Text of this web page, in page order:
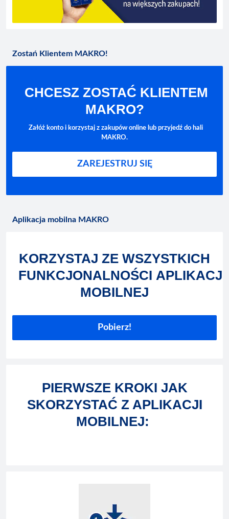
Zostań Klientem MAKRO!
CHCESZ ZOSTAĆ KLIENTEM
MAKRO?
Załóż konto i korzystaj z zakupów online lub przyjedź do hali
MAKRO.
ZAREJESTRUJ SIĘ
Aplikacja mobilna MAKRO
KORZYSTAJ ZE WSZYSTKICH
FUNKCJONALNOŚCI APLIKACJI
MOBILNEJ
Pobierz!
PIERWSZE KROKI JAK
SKORZYSTAĆ Z APLIKACJI
MOBILNEJ: